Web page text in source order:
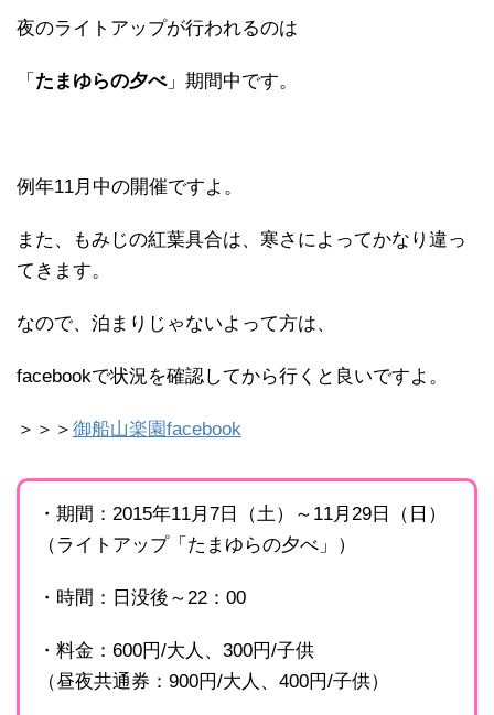
夜のライトアップが行われるのは
「 たまゆらの夕べ」期間中です。
例年11月中の開催ですよ。
また、もみじの紅葉具合は、寒さによってかなり違っ
てきます。
なので、泊まりじゃないよって方は、
facebookで状況を確認してから行くと良いですよ。
＞＞＞ 御船山楽園facebook
・期間：2015年11月7日（土）～11月29日（日）
（ライトアップ「たまゆらの夕べ」）
・時間：日没後～22：00
・料金：600円/大人、300円/子供
（昼夜共通券：900円/大人、400円/子供）